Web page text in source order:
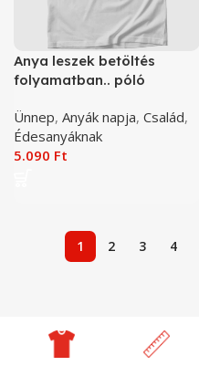
Anya leszek betöltés
folyamatban.. póló
Ünnep, Anyák napja, Család,
Édesanyáknak
5.090 Ft
1 2 3 4